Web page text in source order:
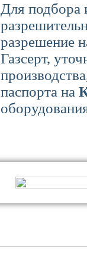
Для подбора
разрешение
Газсерт,
паспорта на